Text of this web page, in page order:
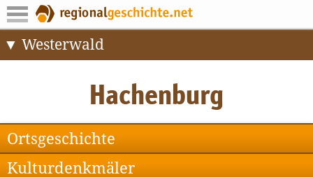
Westerwald
Ortsgeschichte
Kulturdenkmäler